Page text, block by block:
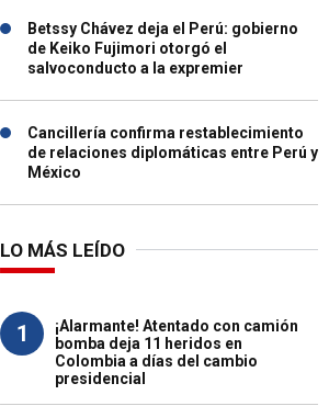
Betssy Chávez deja el Perú: gobierno
de Keiko Fujimori otorgó el
salvoconducto a la expremier
Cancillería confirma restablecimiento
de relaciones diplomáticas entre Perú y
México
LO MÁS LEÍDO
1
¡Alarmante! Atentado con camión
bomba deja 11 heridos en
Colombia a días del cambio
presidencial